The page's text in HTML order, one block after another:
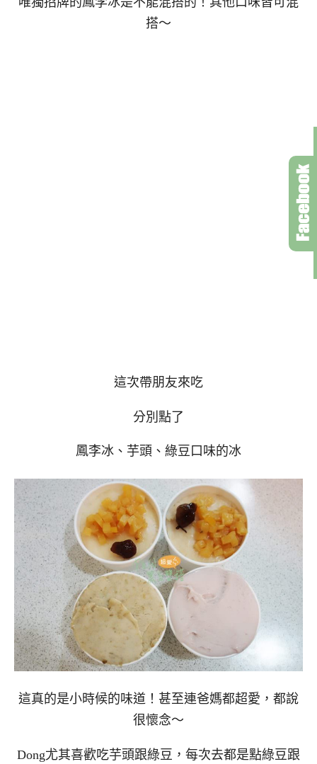
搭～
這次帶朋友來吃
分別點了
鳳李冰、芋頭、綠豆口味的冰
這真的是小時候的味道！甚至連爸媽都超愛，都說
很懷念～
Dong尤其喜歡吃芋頭跟綠豆，每次去都是點綠豆跟